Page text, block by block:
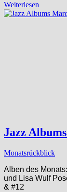
Weiterlesen
Jazz
Monatsrückblick
Alben des
und Lisa Wulf
& #12